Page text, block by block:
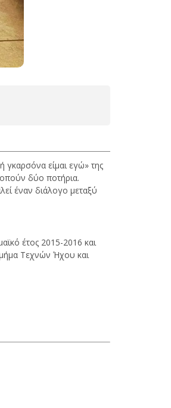
γκαρσόνα είμαι εγώ» της
δύο ποτήρια.
έναν διάλογο μεταξύ
έτος 2015-2016 και
Τεχνών Ήχου και